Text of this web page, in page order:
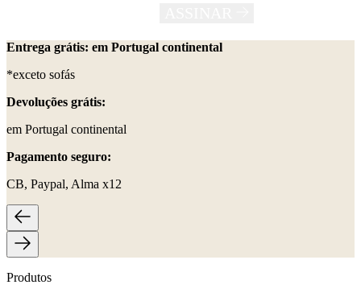
Entrega grátis: em Portugal continental
*exceto sofás
Devoluções grátis:
em Portugal continental
Pagamento seguro:
CB, Paypal, Alma x12
Produtos